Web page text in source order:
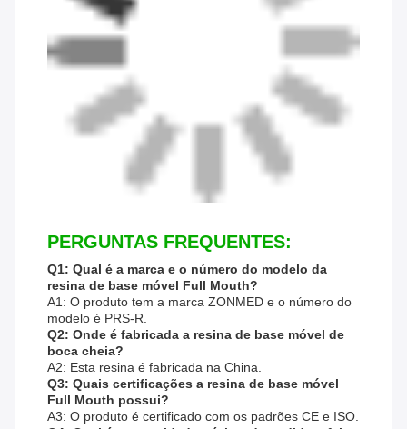
PERGUNTAS FREQUENTES:
Q1: Qual é a marca e o número do modelo da
resina de base móvel Full Mouth?
A1: O produto tem a marca ZONMED e o número do
modelo é PRS-R.
Q2: Onde é fabricada a resina de base móvel de
boca cheia?
A2: Esta resina é fabricada na China.
Q3: Quais certificações a resina de base móvel
Full Mouth possui?
A3: O produto é certificado com os padrões CE e ISO.